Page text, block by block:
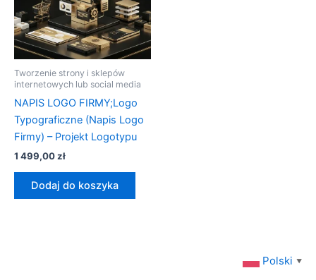
Tworzenie strony i sklepów
internetowych lub social media
NAPIS LOGO FIRMY;Logo
Typograficzne (Napis Logo
Firmy) – Projekt Logotypu
1 499,00zł
Dodaj do koszyka
Polski ▼